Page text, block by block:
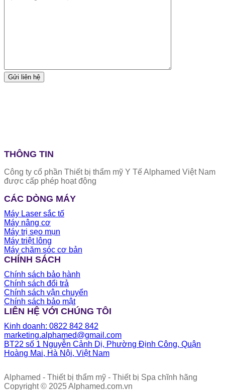
THÔNG TIN
Công ty cổ phần Thiết bị thẩm mỹ Y Tế Alphamed Việt Nam
được cấp phép hoạt động
CÁC DÒNG MÁY
Máy Laser sắc tố
Máy nâng cơ
Máy trị sẹo mụn
Máy triệt lông
Máy chăm sóc cơ bản
CHÍNH SÁCH
Chính sách bảo hành
Chính sách đổi trả
Chính sách vận chuyển
Chính sách bảo mật
LIÊN HỆ VỚI CHÚNG TÔI
Kinh doanh: 0822 842 842
marketing.alphamed@gmail.com
BT22 số 1 Nguyễn Cảnh Dị, Phường Định Công, Quận
Hoàng Mai, Hà Nội, Việt Nam
Alphamed - Thiết bị thẩm mỹ - Thiết bị Spa chĩnh hãng
Copyright © 2025 Alphamed.com.vn